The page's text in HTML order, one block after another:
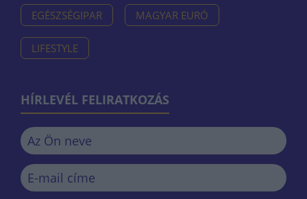
EGÉSZSÉGIPAR MAGYAR EURÓ
LIFESTYLE
HÍRLEVÉL FELIRATKOZÁS